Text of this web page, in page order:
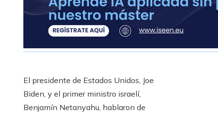
El presidente de Estados Unidos, Joe
Biden, y el primer ministro israelí,
Benjamín Netanyahu, hablaron de